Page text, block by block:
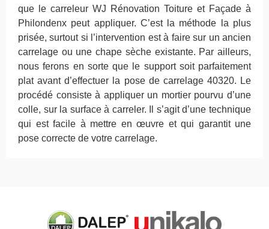
que le carreleur WJ Rénovation Toiture et Façade à
Philondenx peut appliquer. C’est la méthode la plus
prisée, surtout si l’intervention est à faire sur un ancien
carrelage ou une chape sèche existante. Par ailleurs,
nous ferons en sorte que le support soit parfaitement
plat avant d’effectuer la pose de carrelage 40320. Le
procédé consiste à appliquer un mortier pourvu d’une
colle, sur la surface à carreler. Il s’agit d’une technique
qui est facile à mettre en œuvre et qui garantit une
pose correcte de votre carrelage.